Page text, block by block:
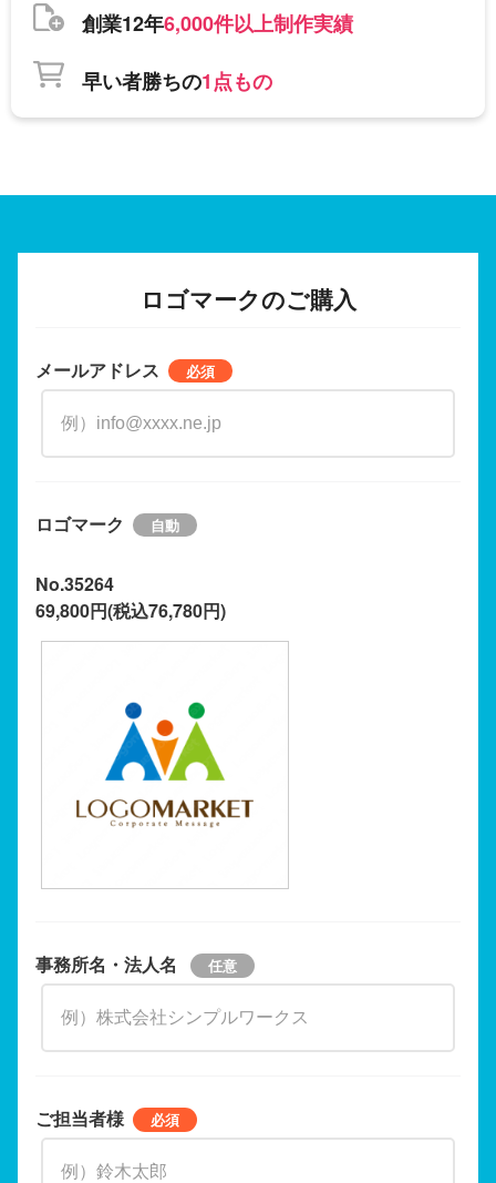
創業12年6,000件以上制作実績
早い者勝ちの1点もの
ロゴマークのご購入
メールアドレス
ロゴマーク
No.35264
69,800円(税込76,780円)
事務所名・法人名
ご担当者様